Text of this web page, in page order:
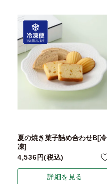
夏の焼き菓子詰め合わせB[冷
凍]
4,536
税込
詳細を見る